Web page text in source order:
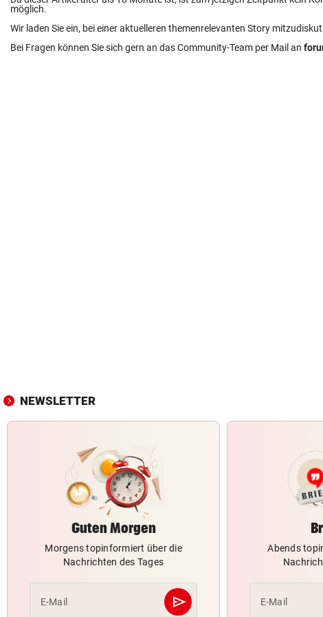
möglich.
Wir laden Sie ein, bei einer aktuelleren themenrelevanten Story
Bei Fragen können Sie sich gern an das Community-Team per Mail an
NEWSLETTER
Guten Morgen
Morgens topinformiert über die
Nachrichten des Tages
E-Mail send
Abschicken
Abends
E-Mail